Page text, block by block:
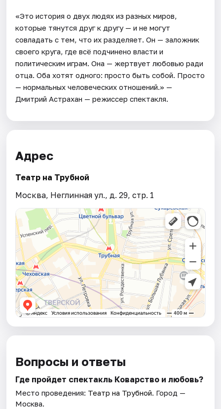
«Это история о двух людях из разных миров,
которые тянутся друг к другу — и не могут
совладать с тем, что их разделяет. Он — заложник
своего круга, где всё подчинено власти и
политическим играм. Она — жертвует любовью ради
отца. Оба хотят одного: просто быть собой. Просто
— нормальных человеческих отношений.» —
Дмитрий Астрахан — режиссер спектакля.
Адрес
Театр на Трубной
Москва, Неглинная ул., д. 29, стр. 1
Вопросы и ответы
Где пройдет спектакль Коварство и любовь?
Место проведения: Театр на Трубной. Город —
Москва.